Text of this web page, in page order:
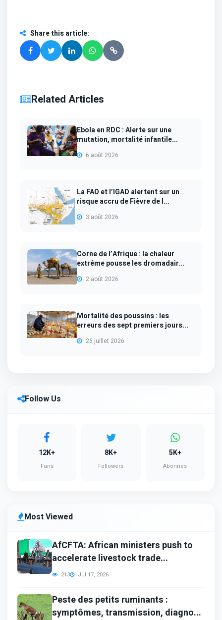
Share this article:
Related Articles
Ebola en RDC : Alerte sur une
mutation, mortalité infantile...
6 août 2026
La FAO et l’IGAD alertent sur un
risque accru de Fièvre de l...
3 août 2026
Corne de l’Afrique : la chaleur
extrême pousse les dromadair...
2 août 2026
Mortalité des poussins : les
erreurs des sept premiers jours...
26 juillet 2026
Follow Us
12K+
Fans
8K+
Followers
5K+
Abonnes
Most Viewed
AfCFTA: African ministers push to
accelerate livestock trade...
213 Jul 17, 2026
Peste des petits ruminants :
symptômes, transmission, diagno...